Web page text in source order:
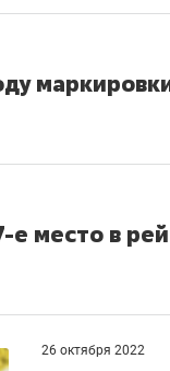
е место в
26 октября 2022